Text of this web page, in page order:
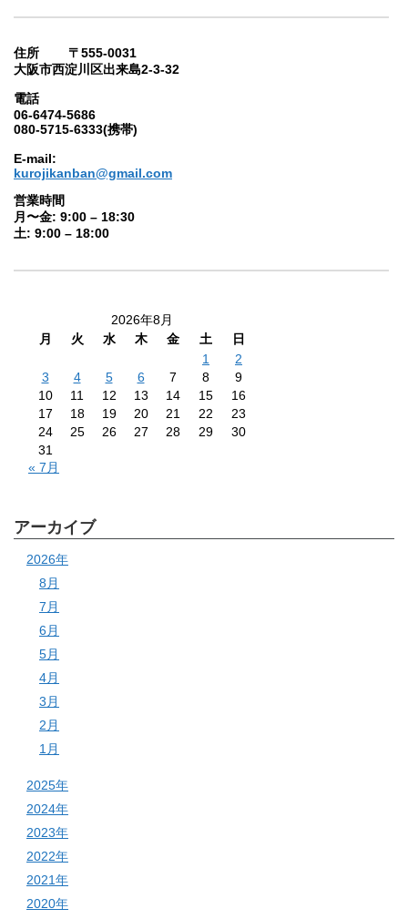
住所 〒555-0031
大阪市西淀川区出来島2-3-32
電話
06-6474-5686
080-5715-6333(携帯)
E-mail:
kurojikanban@gmail.com
営業時間
月〜金: 9:00 – 18:30
土: 9:00 – 18:00
2026年8月
月
火 水 木 金 土
日
1
2
3
4 5 6 7 8
9
10
11 12 13 14 15
16
17
18 19 20 21 22
23
24
25 26 27 28 29
30
31
« 7月
アーカイブ
2026年
8月
7月
6月
5月
4月
3月
2月
1月
2025年
2024年
2023年
2022年
2021年
2020年